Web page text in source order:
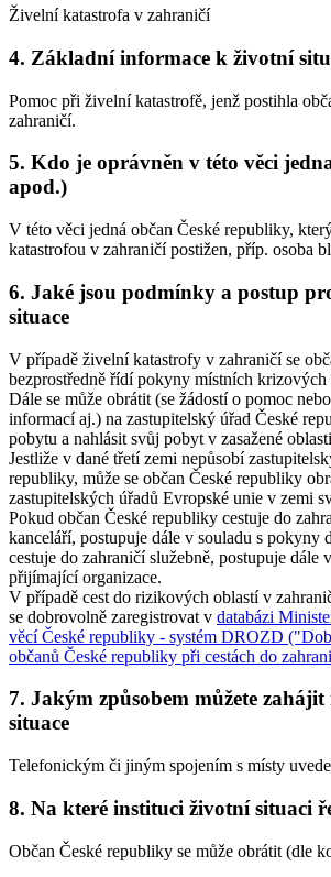
Živelní katastrofa v zahraničí
4. Základní informace k životní
Pomoc při živelní katastrofě, jenž postihla
zahraničí.
5. Kdo je oprávněn v této věci
apod.)
V této věci jedná občan České republiky,
katastrofou v zahraničí postižen, příp. osoba
6. Jaké jsou podmínky a postup
situace
V případě živelní katastrofy v zahraničí se
bezprostředně řídí pokyny místních krizových
Dále se může obrátit (se žádostí o pomoc
informací aj.) na zastupitelský úřad České
pobytu a nahlásit svůj pobyt v zasažené
Jestliže v dané třetí zemi nepůsobí
republiky, může se občan České republiky
zastupitelských úřadů Evropské unie v zemi
Pokud občan České republiky cestuje do
kanceláří, postupuje dále v souladu s pokyny
cestuje do zahraničí služebně, postupuje dále
přijímající organizace.
V případě cest do rizikových oblastí v
se dobrovolně zaregistrovat v databázi
věcí České republiky - systém DROZD
občanů České republiky při cestách do
7. Jakým způsobem můžete
situace
Telefonickým či jiným spojením s místy
8. Na které instituci životní situaci
Občan České republiky se může obrátit (dle